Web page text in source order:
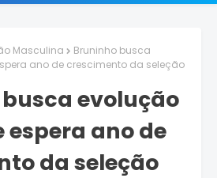
Masculina
Bruninho busca
ano de crescimento da seleção
evolução
espera ano de
da seleção